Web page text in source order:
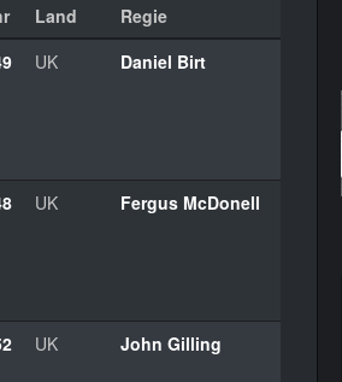
Land Regie
UK Daniel Birt
UK Fergus McDonell
UK John Gilling